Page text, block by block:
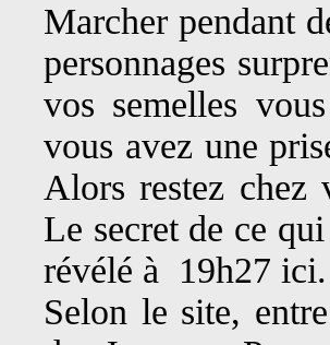
Marcher pendant
personnages
vos semelles
vous avez une
Alors restez chez
Le secret de ce
révélé à 19h27 ici.
Selon le site,